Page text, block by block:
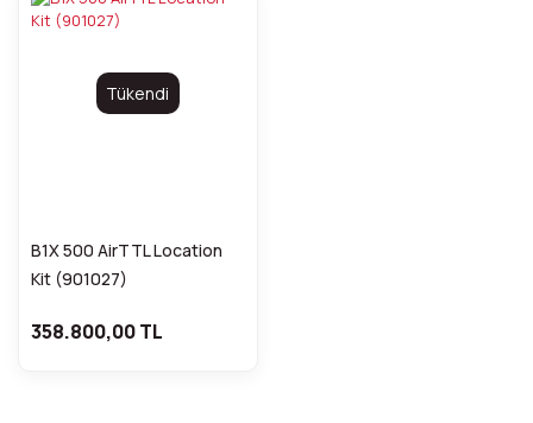
Tükendi
B1X 500 AirTTL Location
Kit (901027)
358.800,00 TL